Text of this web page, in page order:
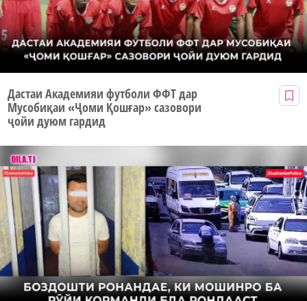
Дастаи Академияи футболи ФФТ дар
Мусобиқаи «Ҷоми Қошғар» сазовори
ҷойи дуюм гардид